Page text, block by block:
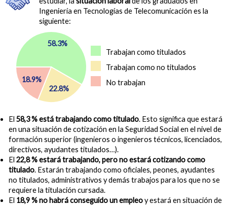
Ingeniería en Tecnologías de Telecomunicación es la
siguiente:
Trabajan como titulados
Trabajan como no titulados
No trabajan
58.3%
22.8%
18.9%
El 58,3 % está trabajando como titulado. Esto significa que estará
en una situación de cotización en la Seguridad Social en el nivel de
formación superior (ingenieros o ingenieros técnicos, licenciados,
directivos, ayudantes titulados…).
El 22,8 % estará trabajando, pero no estará cotizando como
titulado. Estarán trabajando como oficiales, peones, ayudantes
no titulados, administrativos y demás trabajos para los que no se
requiere la titulación cursada.
El 18,9 % no habrá conseguido un empleoy estará en situación de